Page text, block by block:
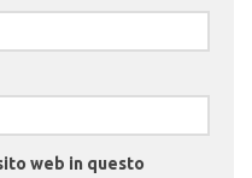
web in questo